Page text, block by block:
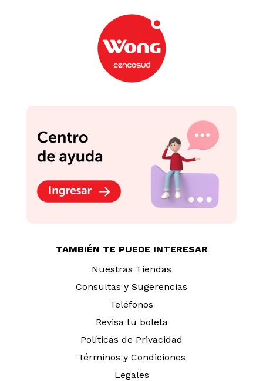
TAMBIÉN TE PUEDE INTERESAR
Nuestras Tiendas
Consultas y Sugerencias
Teléfonos
Revisa tu boleta
Políticas de Privacidad
Términos y Condiciones
Legales